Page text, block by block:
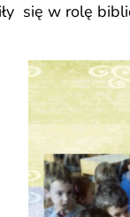
się w rolę